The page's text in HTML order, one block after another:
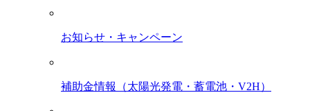
お知らせ・キャンペーン
補助金情報（太陽光発電・蓄電池・V2H）